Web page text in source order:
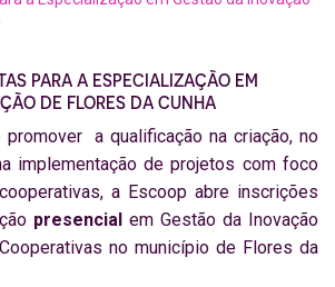
PARA A ESPECIALIZAÇÃO EM
DE FLORES DA CUNHA
a qualificação na criação, no
implementação de projetos com foco
a Escoop abre inscrições
presencial em Gestão da Inovação
no município de Flores da